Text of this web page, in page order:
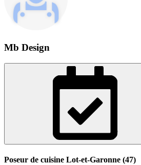
Mb Design
Poseur de cuisine Lot-et-Garonne (47)